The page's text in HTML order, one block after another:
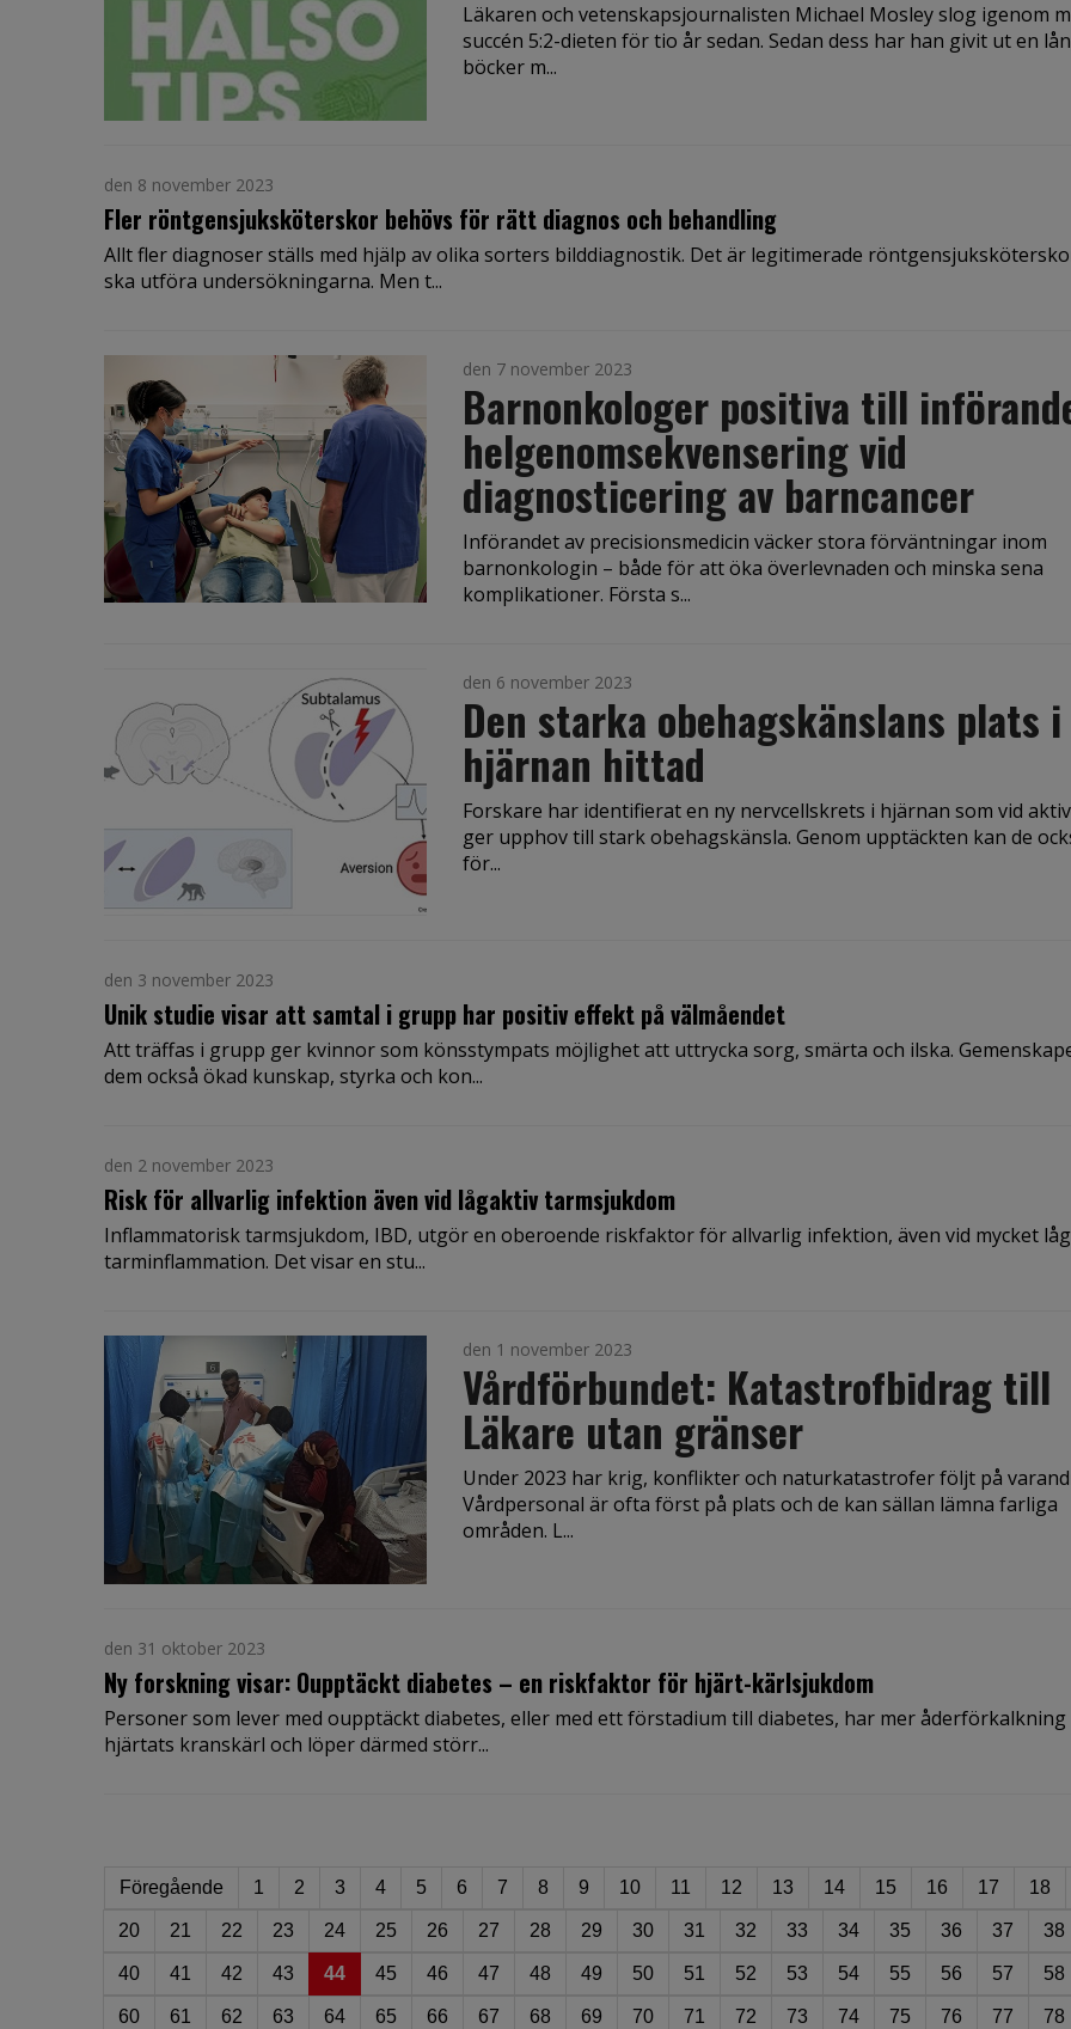
Läkaren och vetenskapsjournalisten Michael Mosley slog igenom
succén 5:2-dieten för tio år sedan. Sedan dess har han givit ut en
böcker m...
den 8 november 2023
Fler röntgensjuksköterskor behövs för rätt diagnos och behandling
Allt fler diagnoser ställs med hjälp av olika sorters bilddiagnostik. Det är legitimerade
ska utföra undersökningarna. Men t...
den 7 november 2023
Barnonkologer positiva till
helgenomsekvensering vid
diagnosticering av barncancer
Införandet av precisionsmedicin väcker stora förväntningar inom
barnonkologin – både för att öka överlevnaden och minska sena
komplikationer. Första s...
den 6 november 2023
Den starka obehagskänslans plats i
hjärnan hittad
Forskare har identifierat en ny nervcellskrets i hjärnan som vid
ger upphov till stark obehagskänsla. Genom upptäckten kan de
för...
den 3 november 2023
Unik studie visar att samtal i grupp har positiv effekt på välmåendet
Att träffas i grupp ger kvinnor som könsstympats möjlighet att uttrycka sorg, smärta och ilska.
dem också ökad kunskap, styrka och kon...
den 2 november 2023
Risk för allvarlig infektion även vid lågaktiv tarmsjukdom
Inflammatorisk tarmsjukdom, IBD, utgör en oberoende riskfaktor för allvarlig infektion, även vid mycket
tarminflammation. Det visar en stu...
den 1 november 2023
Vårdförbundet: Katastrofbidrag till
Läkare utan gränser
Under 2023 har krig, konflikter och naturkatastrofer följt på
Vårdpersonal är ofta först på plats och de kan sällan lämna farliga
områden. L...
den 31 oktober 2023
Ny forskning visar: Oupptäckt diabetes – en riskfaktor för hjärt-kärlsjukdom
Personer som lever med oupptäckt diabetes, eller med ett förstadium till diabetes, har mer åderförkalkning
hjärtats kranskärl och löper därmed störr...
Föregående 1 2 3 4 5 6 7 8 9 10 11 12 13 14 15 16 17 18
20 21 22 23 24 25 26 27 28 29 30 31 32 33 34 35 36 37 38
40 41 42 43 44 45 46 47 48 49 50 51 52 53 54 55 56 57 58
60 61 62 63 64 65 66 67 68 69 70 71 72 73 74 75 76 77 78